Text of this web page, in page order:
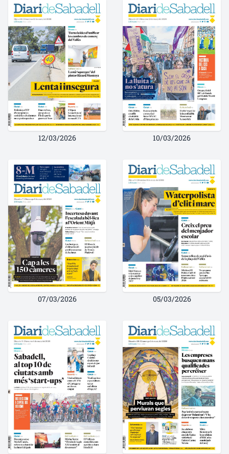
12/03/2026 10/03/2026
07/03/2026 05/03/2026